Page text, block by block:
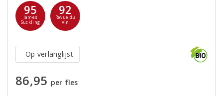
95
James
Suckling
92
Revue du
Vin
Op verlanglijst
86,95 per fles